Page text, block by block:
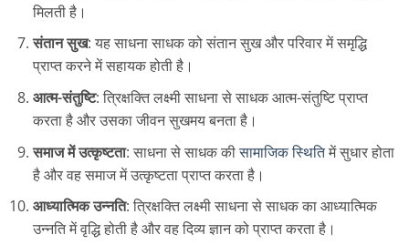
मिलती है।
संतान सुख: यह साधना साधक को संतान सुख और परिवार में समृद्धि
प्राप्त करने में सहायक होती है।
आत्म-संतुष्टि: त्रिक्षक्ति लक्ष्मी साधना से साधक आत्म-संतुष्टि प्राप्त
करता है और उसका जीवन सुखमय बनता है।
समाज में उत्कृष्टता: साधना से साधक कीसामाजिक स्थितिमें सुधार होता
है और वह समाज में उत्कृष्टता प्राप्त करता है।
आध्यात्मिक उन्नति: त्रिक्षक्ति लक्ष्मी साधना से साधक का आध्यात्मिक
उन्नति में वृद्धि होती है और वह दिव्य ज्ञान को प्राप्त करता है।